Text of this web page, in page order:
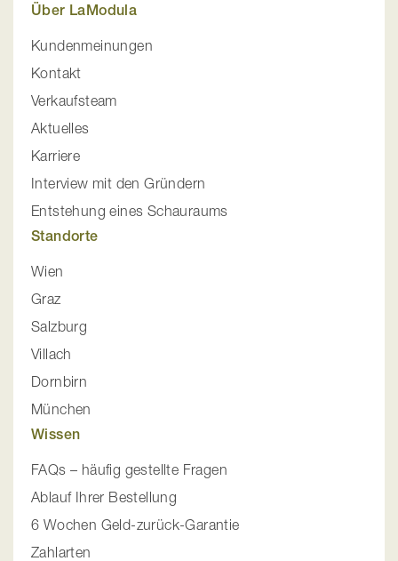
Über LaModula
Kundenmeinungen
Kontakt
Verkaufsteam
Aktuelles
Karriere
Interview mit den Gründern
Entstehung eines Schauraums
Standorte
Wien
Graz
Salzburg
Villach
Dornbirn
München
Wissen
FAQs – häufig gestellte Fragen
Ablauf Ihrer Bestellung
6 Wochen Geld-zurück-Garantie
Zahlarten